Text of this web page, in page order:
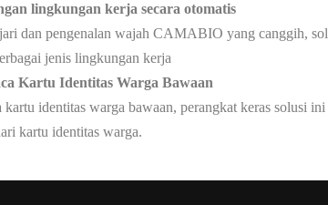
lingkungan kerja secara otomatis
dan pengenalan wajah CAMABIO yang canggih,
jenis lingkungan kerja
Kartu Identitas Warga Bawaan
identitas warga bawaan, perangkat keras solusi ini
kartu identitas warga.